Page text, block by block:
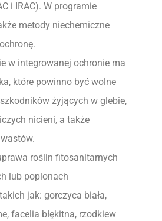
i IRAC). W programie
metody niechemiczne
w integrowanej ochronie ma
które powinno być wolne
żyjących w glebie,
nicieni, a także
roślin fitosanitarnych
lub poplonach
jak: gorczyca biała,
facelia błękitna, rzodkiew